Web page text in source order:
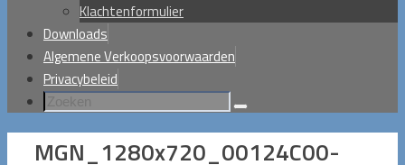
Klachtenformulier
Downloads
Algemene Verkoopsvoorwaarden
Privacybeleid
Zoeken
MGN_1280x720_00124C00-